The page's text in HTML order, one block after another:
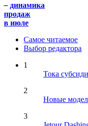
– динамика
продаж
в июле
Самое читаемое
Выбор редактора
1
Тока
2
Новые
3